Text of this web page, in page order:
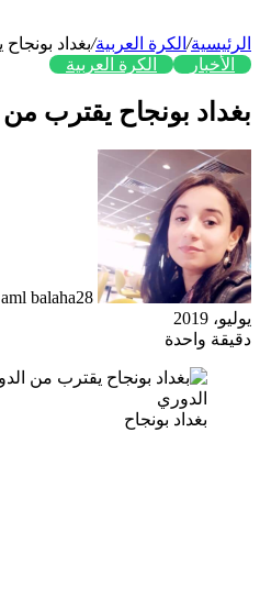
الرئيسية/ الكرة العربية/بغداد
الأخبار
الكرة العربية
بغداد بونجاح يقترب
aml balaha28 يوليو، 2019
يوليو، 2019
دقيقة واحدة
بغداد بونجاح